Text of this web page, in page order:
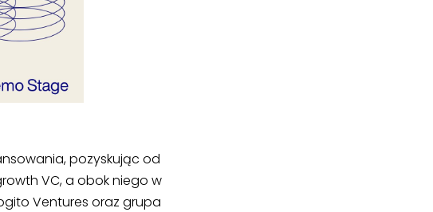
pozyskując od
VC, a obok niego w
Ventures oraz grupa